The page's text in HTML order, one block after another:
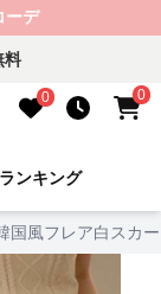
ーデ
料
0 0
ンキング
国風フレア白スカ